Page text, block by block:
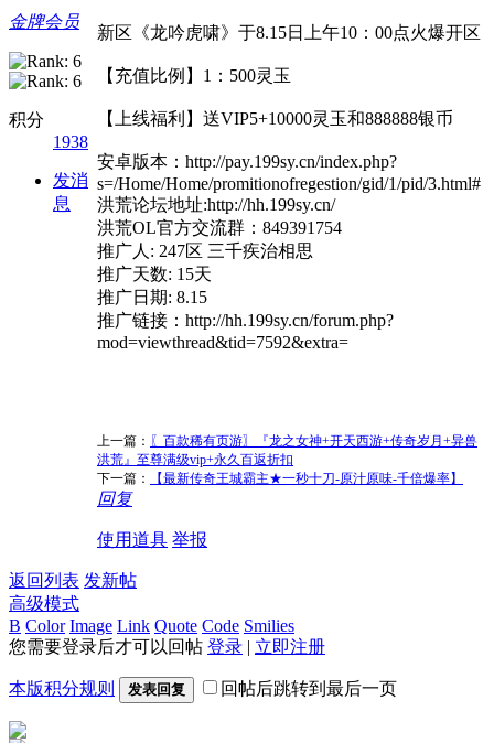
金牌会员
积分
1938
发消
息
新区《龙吟虎啸》于8.15日上午10：00点火爆开区
【充值比例】1：500灵玉
【上线福利】送VIP5+10000灵玉和888888银币
安卓版本：http://pay.199sy.cn/index.php?
s=/Home/Home/promitionofregestion/gid/1/pid/3.html#
洪荒论坛地址:http://hh.199sy.cn/
洪荒OL官方交流群：849391754
推广人: 247区 三千疾治相思
推广天数: 15天
推广日期: 8.15
推广链接：http://hh.199sy.cn/forum.php?
mod=viewthread&tid=7592&extra=
上一篇： 〖百款稀有页游〗『龙之女神+开天西游+传奇岁月+异兽
洪荒』至尊满级vip+永久百返折扣
下一篇：
【最新传奇王城霸主★一秒十刀-原汁原味-千倍爆率】
回复
使用道具 举报
返回列表 发新帖
高级模式
B Color Image Link Quote Code Smilies
您需要登录后才可以回帖 登录 | 立即注册
本版积分规则 发表回复 回帖后跳转到最后一页